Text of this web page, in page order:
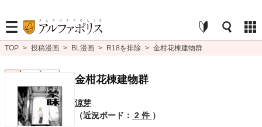
TOP > 投稿漫画 > BL漫画 > R18を排除 > 金柑花棟建物群
金柑花棟建物群
涼芽
（近況ボード： 2 件 ）